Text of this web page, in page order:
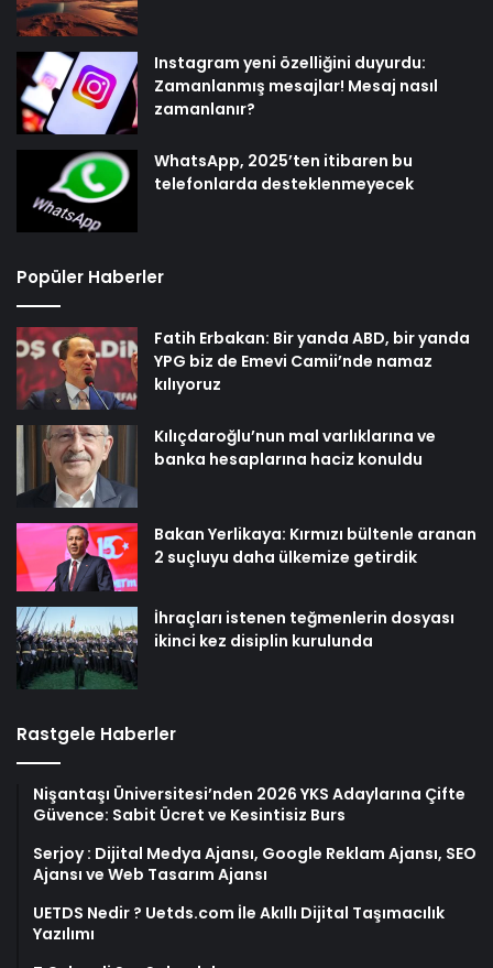
Instagram yeni özelliğini duyurdu:
Zamanlanmış mesajlar! Mesaj nasıl
zamanlanır?
WhatsApp, 2025’ten itibaren bu
telefonlarda desteklenmeyecek
Popüler Haberler
Fatih Erbakan: Bir yanda ABD, bir yanda
YPG biz de Emevi Camii’nde namaz
kılıyoruz
Kılıçdaroğlu’nun mal varlıklarına ve
banka hesaplarına haciz konuldu
Bakan Yerlikaya: Kırmızı bültenle aranan
2 suçluyu daha ülkemize getirdik
İhraçları istenen teğmenlerin dosyası
ikinci kez disiplin kurulunda
Rastgele Haberler
Nişantaşı Üniversitesi’nden 2026 YKS Adaylarına Çifte
Güvence: Sabit Ücret ve Kesintisiz Burs
Serjoy : Dijital Medya Ajansı, Google Reklam Ajansı, SEO
Ajansı ve Web Tasarım Ajansı
UETDS Nedir ? Uetds.com İle Akıllı Dijital Taşımacılık
Yazılımı